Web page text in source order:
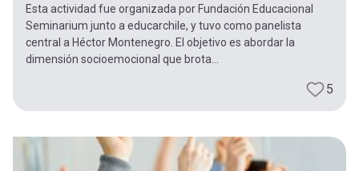
Esta actividad fue organizada por Fundación Educacional
Seminarium junto a educarchile, y tuvo como panelista
central a Héctor Montenegro. El objetivo es abordar la
dimensión socioemocional que brota...
5